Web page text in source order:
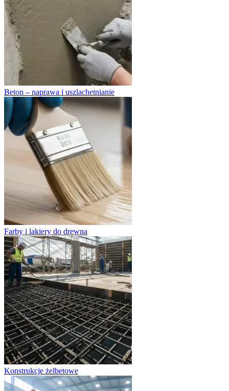
Beton – naprawa i uszlachetnianie
Farby i lakiery do drewna
Konstrukcje żelbetowe